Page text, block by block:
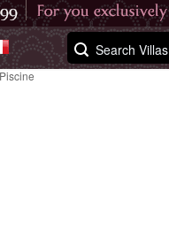
Search Villas